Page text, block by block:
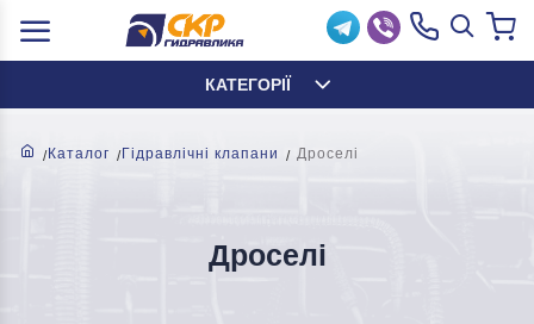
КАТЕГОРІЇ
Каталог Гідравлічні клапани Дроселі
Дроселі